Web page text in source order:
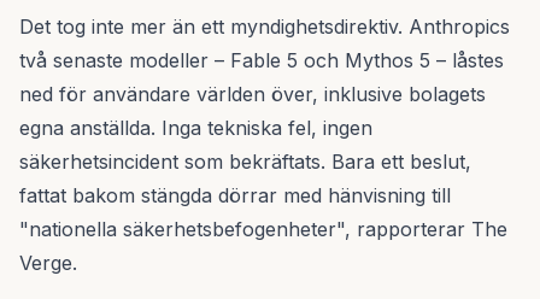
Det tog inte mer än ett myndighetsdirektiv. Anthropics
två senaste modeller – Fable 5 och Mythos 5 – låstes
ned för användare världen över, inklusive bolagets
egna anställda. Inga tekniska fel, ingen
säkerhetsincident som bekräftats. Bara ett beslut,
fattat bakom stängda dörrar med hänvisning till
"nationella säkerhetsbefogenheter", rapporterar The
Verge.